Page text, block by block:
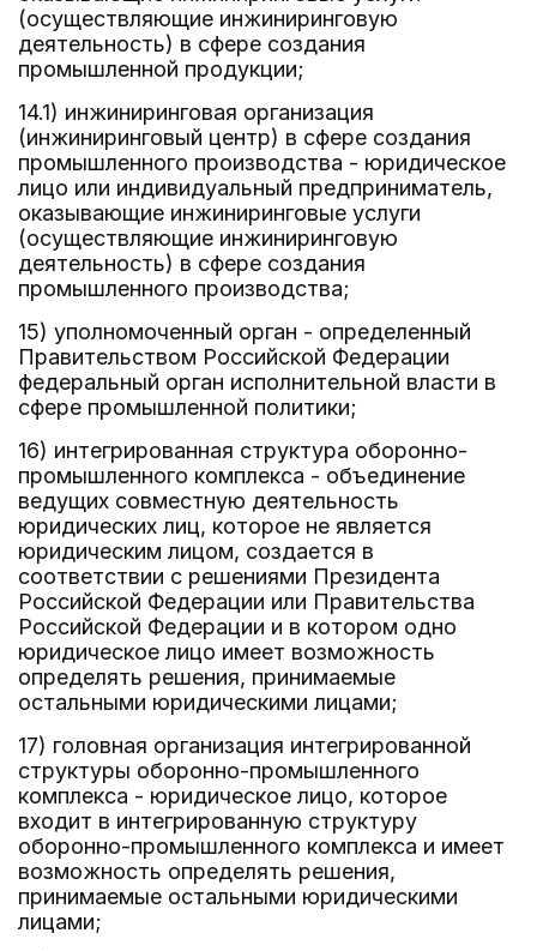
(осуществляющие инжиниринговую
деятельность) в сфере создания
промышленной продукции;
14.1) инжиниринговая организация
(инжиниринговый центр) в сфере создания
промышленного производства - юридическое
лицо или индивидуальный предприниматель,
оказывающие инжиниринговые услуги
(осуществляющие инжиниринговую
деятельность) в сфере создания
промышленного производства;
15) уполномоченный орган - определенный
Правительством Российской Федерации
федеральный орган исполнительной власти в
сфере промышленной политики;
16) интегрированная структура оборонно-
промышленного комплекса - объединение
ведущих совместную деятельность
юридических лиц, которое не является
юридическим лицом, создается в
соответствии с решениями Президента
Российской Федерации или Правительства
Российской Федерации и в котором одно
юридическое лицо имеет возможность
определять решения, принимаемые
остальными юридическими лицами;
17) головная организация интегрированной
структуры оборонно-промышленного
комплекса - юридическое лицо, которое
входит в интегрированную структуру
оборонно-промышленного комплекса и имеет
возможность определять решения,
принимаемые остальными юридическими
лицами;